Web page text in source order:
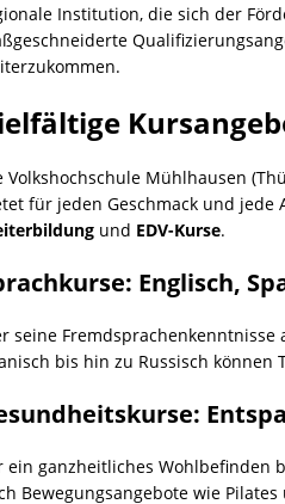
Institution, die sich der
Volkshochschule Mühlhausen
für jeden Geschmack und jede
und EDV-Kurse.
Englisch,
seine
bis hin zu Russisch
ein ganzheitliches Wohlbefinden
Bewegungsangebote wie